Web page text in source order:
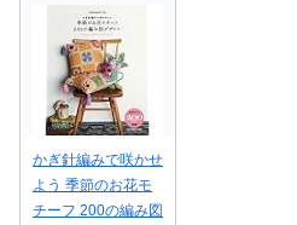
かぎ針編みで咲かせ
よう 季節のお花モ
チーフ 200の編み図